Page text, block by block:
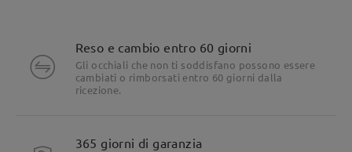
Reso e cambio entro 60 giorni
Gli occhiali che non ti soddisfano possono essere
cambiati o rimborsati entro 60 giorni dalla
ricezione.
365 giorni di garanzia